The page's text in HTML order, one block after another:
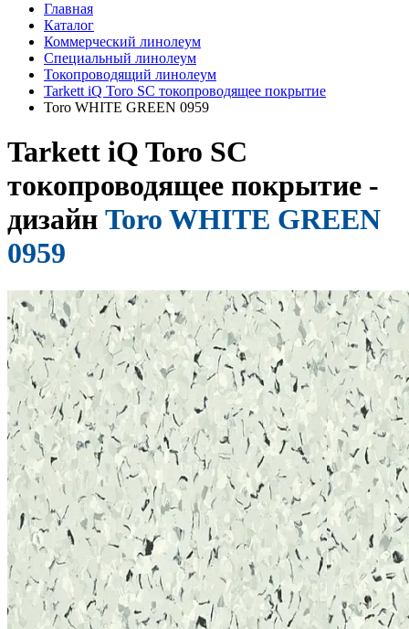
Главная
Каталог
Коммерческий линолеум
Специальный линолеум
Токопроводящий линолеум
Tarkett iQ Toro SC токопроводящее покрытие
Toro WHITE GREEN 0959
Tarkett iQ Toro SC
токопроводящее покрытие -
дизайн Toro WHITE GREEN
0959